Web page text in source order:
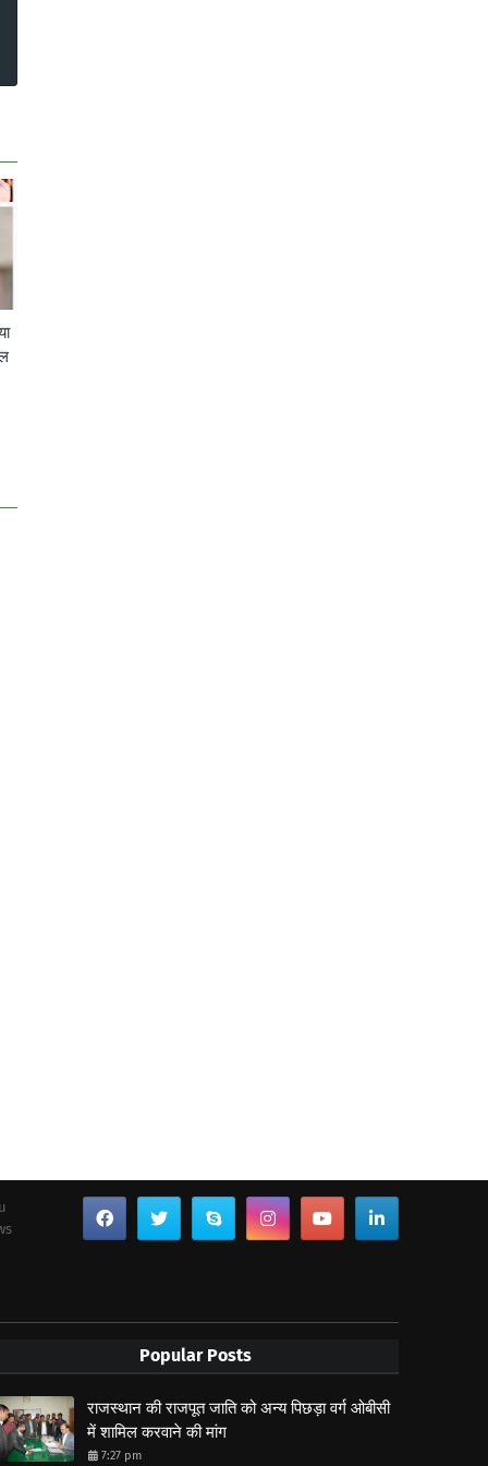
Popular Posts
राजस्थान की राजपूत जाति को अन्य पिछड़ा वर्ग ओबीसी
में शामिल करवाने की मांग
7:27 pm